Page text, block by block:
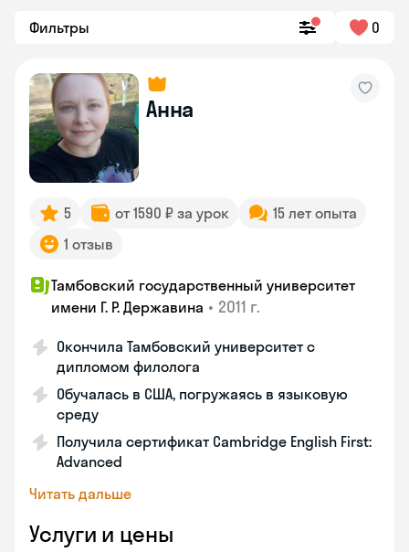
Фильтры 0
Анна
5 от 1590 ₽ за урок
15 лет опыта
1 отзыв
Тамбовский государственный университет
имени Г. Р. Державина • 2011 г.
Окончила Тамбовский университет с
дипломом филолога
Обучалась в США, погружаясь в языковую
среду
Получила сертификат Cambridge English First:
Advanced
Читать дальше
Услуги и цены